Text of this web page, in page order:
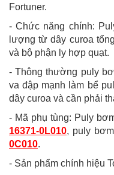
Fortuner.
- Chức năng chính:
lượng từ dây curoa
và bộ phận ly hợp quạt.
- Thông thường puly
va đập mạnh làm bể
dây curoa và cần phải
- Mã phụ tùng: Puly
16371-0L010, puly
0C010.
- Sản phẩm chính hiệu